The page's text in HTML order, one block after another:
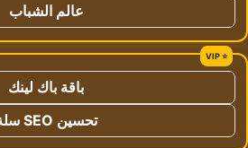
عالم الشباب
باقة باك لينك
تحسين SEO سلة